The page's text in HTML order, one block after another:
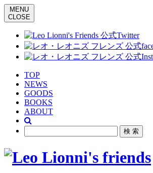
MENU
CLOSE
TOP
NEWS
GOODS
BOOKS
ABOUT